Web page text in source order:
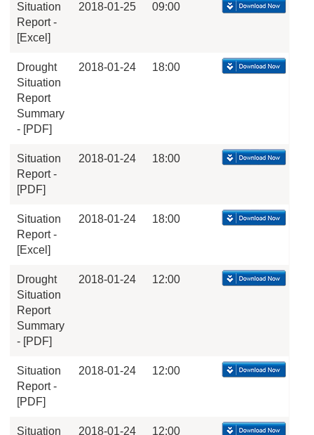
Situation
Report -
[Excel]
2018-01-25 09:00
Drought
Situation
Report
Summary
- [PDF]
2018-01-24 18:00
Situation
Report -
[PDF]
2018-01-24 18:00
Situation
Report -
[Excel]
2018-01-24 18:00
Drought
Situation
Report
Summary
- [PDF]
2018-01-24 12:00
Situation
Report -
[PDF]
2018-01-24 12:00
Situation
2018-01-24 12:00